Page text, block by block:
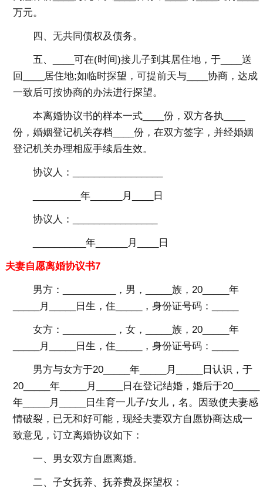
万元。
四、无共同债权及债务。
五、____可在(时间)接儿子到其居住地，于____送
回____居住地;如临时探望，可提前天与____协商，达成
一致后可按协商的办法进行探望。
本离婚协议书的样本一式____份，双方各执____
份，婚姻登记机关存档____份，在双方签字，并经婚姻
登记机关办理相应手续后生效。
协议人：_________________
_________年______月____日
协议人：________________
__________年______月____日
夫妻自愿离婚协议书7
男方：__________，男，_____族，20_____年
_____月_____日生，住_____，身份证号码：_____
女方：__________，女，_____族，20_____年
_____月_____日生，住_____，身份证号码：_____
男方与女方于20_____年_____月_____日认识，于
20_____年_____月_____日在登记结婚，婚后于20_____
年_____月_____日生育一儿子/女儿，名。因致使夫妻感
情破裂，已无和好可能，现经夫妻双方自愿协商达成一
致意见，订立离婚协议如下：
一、男女双方自愿离婚。
二、子女抚养、抚养费及探望权：